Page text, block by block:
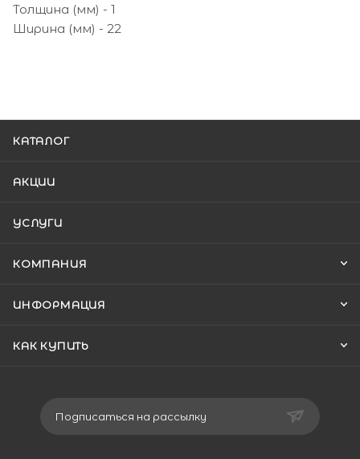
Толщина (мм) - 1
Ширина (мм) - 22
КАТАЛОГ
АКЦИИ
УСЛУГИ
КОМПАНИЯ
ИНФОРМАЦИЯ
КАК КУПИТЬ
Подписаться на рассылку